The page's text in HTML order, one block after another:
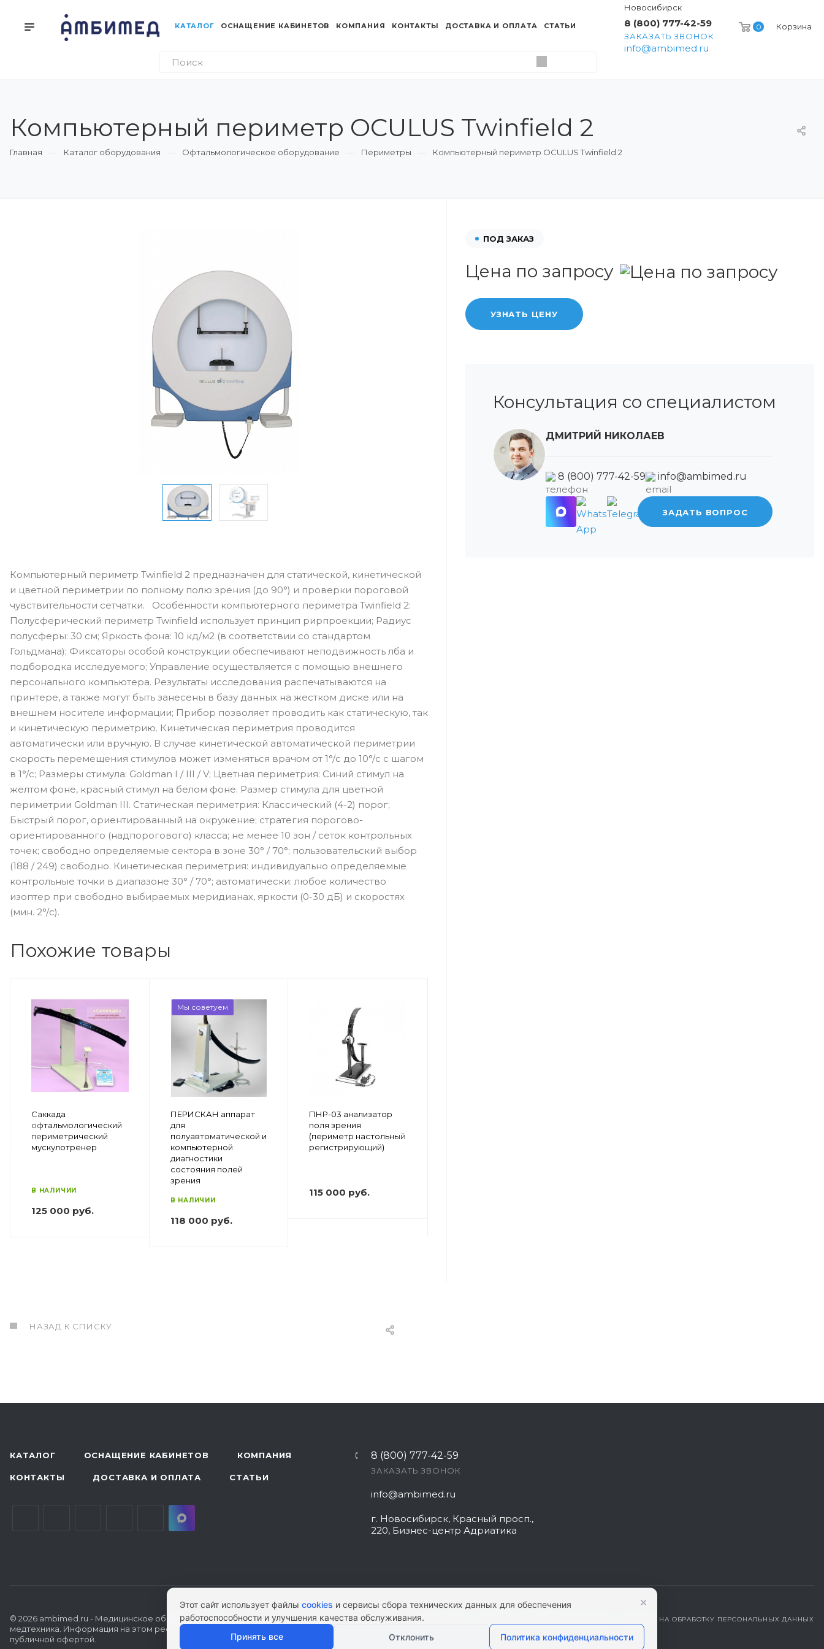
0 Корзина
Новосибирск
8 (800) 777-42-59
ЗАКАЗАТЬ ЗВОНОК
info@ambimed.ru
КАТАЛОГ ОСНАЩЕНИЕ КАБИНЕТОВ КОМПАНИЯ КОНТАКТЫ ДОСТАВКА И ОПЛАТА СТАТЬИ
Компьютерный периметр OCULUS Twinfield 2
Главная Каталог оборудования Офтальмологическое оборудование Периметры Компьютерный периметр OCULUS Twinfield 2
ПОД ЗАКАЗ
Цена по запросу
УЗНАТЬ ЦЕНУ
Консультация со специалистом
ДМИТРИЙ НИКОЛАЕВ
8 (800) 777-42-59 info@ambimed.ru
ЗАДАТЬ ВОПРОС
Компьютерный периметр Twinfield 2 предназначен для статической, кинетической
и цветной периметрии по полному полю зрения (до 90°) и проверки пороговой
чувствительности сетчатки. Особенности компьютерного периметра Twinfield 2:
Полусферический периметр Twinfield использует принцип рирпроекции; Радиус
полусферы: 30 см; Яркость фона: 10 кд/м2 (в соответствии со стандартом
Гольдмана); Фиксаторы особой конструкции обеспечивают неподвижность лба и
подбородка исследуемого; Управление осуществляется с помощью внешнего
персонального компьютера. Результаты исследования распечатываются на
принтере, а также могут быть занесены в базу данных на жестком диске или на
внешнем носителе информации; Прибор позволяет проводить как статическую, так
и кинетическую периметрию. Кинетическая периметрия проводится
автоматически или вручную. В случае кинетической автоматической периметрии
скорость перемещения стимулов может изменяться врачом от 1°/c до 10°/с с шагом
в 1°/c; Размеры стимула: Goldman I / III / V; Цветная периметрия: Синий стимул на
желтом фоне, красный стимул на белом фоне. Размер стимула для цветной
периметрии Goldman III. Статическая периметрия: Классический (4-2) порог;
Быстрый порог, ориентированный на окружение; стратегия порогово-
ориентированного (надпорогового) класса; не менее 10 зон / сеток контрольных
точек; свободно определяемые сектора в зоне 30° / 70°; пользовательский выбор
(188 / 249) свободно. Кинетическая периметрия: индивидуально определяемые
контрольные точки в диапазоне 30° / 70°; автоматически: любое количество
изоптер при свободно выбираемых меридианах, яркости (0-30 дБ) и скоростях
(мин. 2°/с).
Похожие товары
Саккада
офтальмологический
периметрический
мускулотренер
В НАЛИЧИИ
125 000 руб.
Мы советуем
ПЕРИСКАН аппарат
для
полуавтоматической и
компьютерной
диагностики
состояния полей
зрения
В НАЛИЧИИ
118 000 руб.
ПНР-03 анализатор
поля зрения
(периметр настольный
регистрирующий)
115 000 руб.
НАЗАД К СПИСКУ
КАТАЛОГ ОСНАЩЕНИЕ КАБИНЕТОВ КОМПАНИЯ
КОНТАКТЫ ДОСТАВКА И ОПЛАТА СТАТЬИ
8 (800) 777-42-59
ЗАКАЗАТЬ ЗВОНОК
info@ambimed.ru
г. Новосибирск, Красный просп.,
220, Бизнес-центр Адриатика
КАРТА САЙТА СОГЛАСИЕ НА ОБРАБОТКУ ПЕРСОНАЛЬНЫХ ДАННЫХ
© 2026 ambimed.ru - Медицинское оборудование и
медтехника. Информация на этом ресурсе не является
публичной офертой.
Этот сайт использует файлы cookies и сервисы сбора технических данных для обеспечения
работоспособности и улучшения качества обслуживания.
Принять все
Отклонить Политика конфиденциальности
×